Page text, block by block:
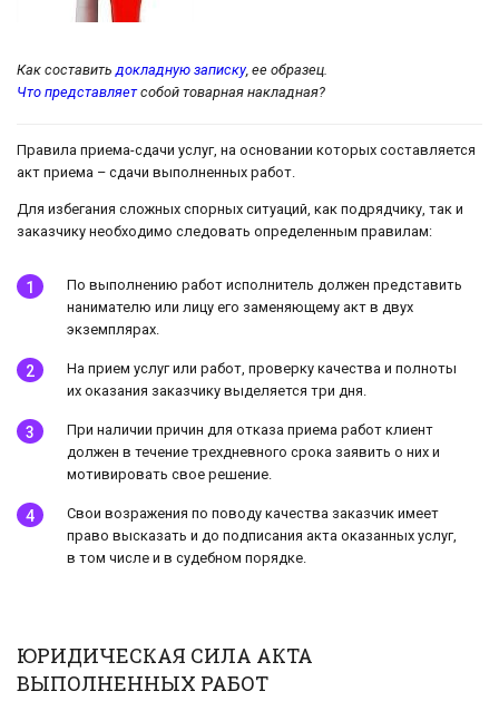
Как составить докладную записку , ее образец.
Что представляетсобой товарная накладная?
Правила приема-сдачи услуг, на основании которых составляется
акт приема – сдачи выполненных работ.
Для избегания сложных спорных ситуаций, как подрядчику, так и
заказчику необходимо следовать определенным правилам:
По выполнению работ исполнитель должен представить
нанимателю или лицу его заменяющему акт в двух
экземплярах.
На прием услуг или работ, проверку качества и полноты
их оказания заказчику выделяется три дня.
При наличии причин для отказа приема работ клиент
должен в течение трехдневного срока заявить о них и
мотивировать свое решение.
Свои возражения по поводу качества заказчик имеет
право высказать и до подписания акта оказанных услуг,
в том числе и в судебном порядке.
ЮРИДИЧЕСКАЯ СИЛА АКТА
ВЫПОЛНЕННЫХ РАБОТ